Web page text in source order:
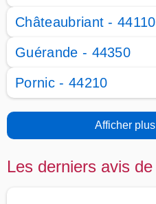
Châteaubriant - 44110
Guérande - 44350
Pornic - 44210
Afficher
Les derniers avis